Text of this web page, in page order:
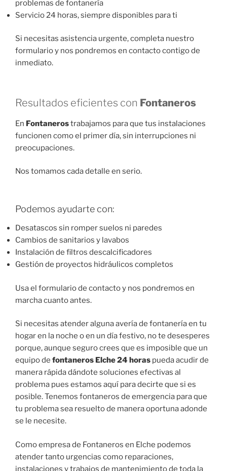
problemas de fontanería
Servicio 24 horas, siempre disponibles para ti
Si necesitas asistencia urgente, completa nuestro
formulario y nos pondremos en contacto contigo de
inmediato.
Resultados eficientes con Fontaneros
En Fontanerostrabajamos para que tus instalaciones
funcionen como el primer día, sin interrupciones ni
preocupaciones.
Nos tomamos cada detalle en serio.
Podemos ayudarte con:
Desatascos sin romper suelos ni paredes
Cambios de sanitarios y lavabos
Instalación de filtros descalcificadores
Gestión de proyectos hidráulicos completos
Usa el formulario de contacto y nos pondremos en
marcha cuanto antes.
Si necesitas atender alguna avería de fontanería en tu
hogar en la noche o en un día festivo, no te desesperes
porque, aunque seguro crees que es imposible que un
equipo de fontaneros Elche 24 horas pueda acudir de
manera rápida dándote soluciones efectivas al
problema pues estamos aquí para decirte que si es
posible. Tenemos fontaneros de emergencia para que
tu problema sea resuelto de manera oportuna adonde
se le necesite.
Como empresa de Fontaneros en Elche podemos
atender tanto urgencias como reparaciones,
instalaciones y trabajos de mantenimiento de toda la